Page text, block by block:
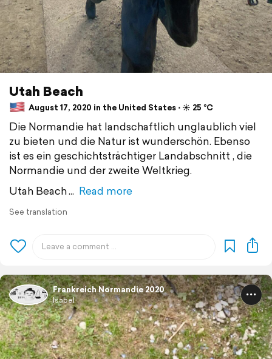
Utah Beach
August 17, 2020 in the United States ⋅ ☀️ 25 °C
Die Normandie hat landschaftlich unglaublich viel
zu bieten und die Natur ist wunderschön. Ebenso
ist es ein geschichtsträchtiger Landabschnitt , die
Normandie und der zweite Weltkrieg.
Utah Beach
Read more
See translation
Frankreich Normandie 2020
Isabel